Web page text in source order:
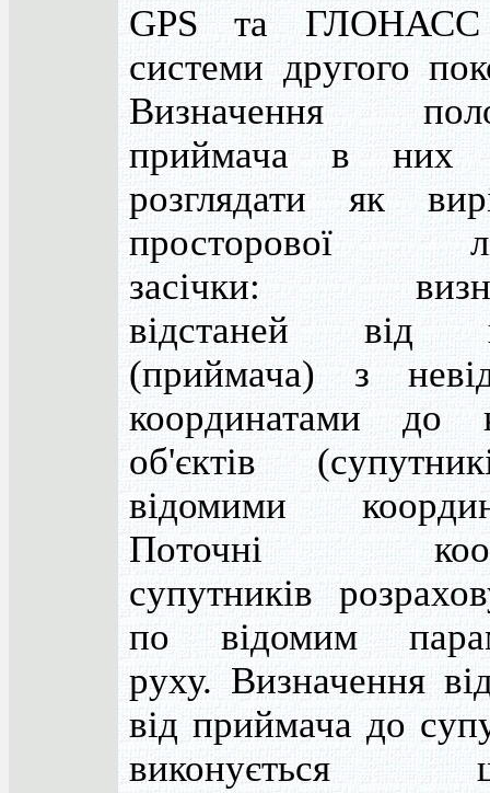
GPS та
системи другого
Визначення
приймача в них
розглядати як
просторової
засічки:
відстаней від
(приймача) з
координатами до
об'єктів
відомими
Поточні
супутників
по відомим
руху. Визначення
від приймача до
виконується